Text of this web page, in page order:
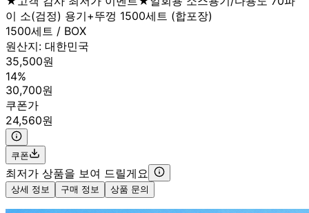
이 소(검정) 용기+뚜껑 1500세트 (합포장)
1500세트 / BOX
원산지: 대한민국
35,500원
14%
30,700원
쿠폰가
24,560원
쿠폰
최저가 상품을 보여 드릴게요
상세 정보 구매 정보 상품 문의